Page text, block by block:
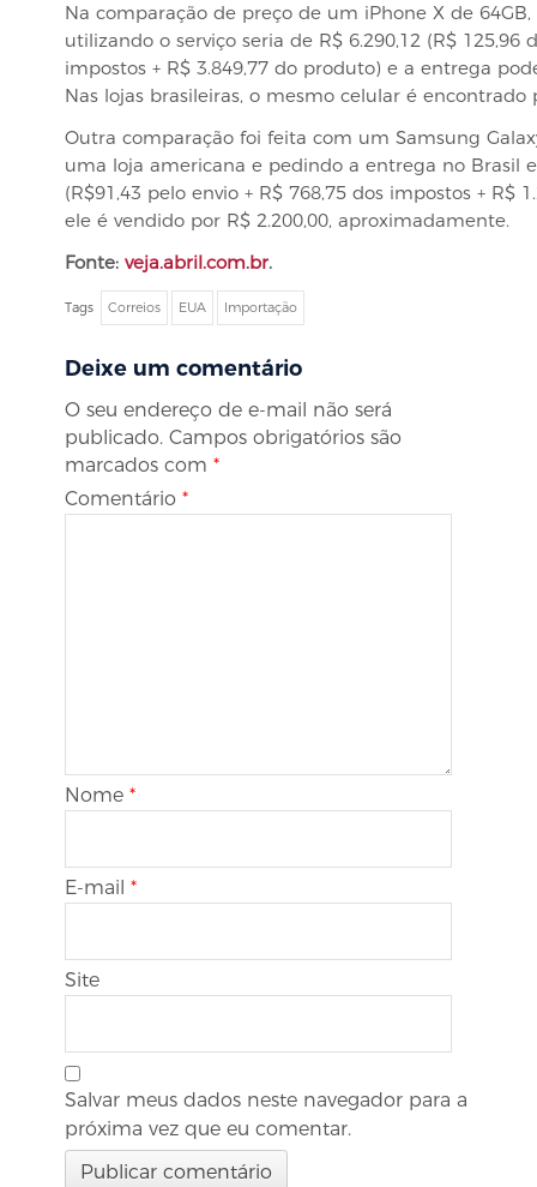
Na comparação de preço de um iPhone X de
utilizando o serviço seria de R$ 6.290,12 (R$ 125,96
impostos + R$ 3.849,77 do produto) e a entrega
Nas lojas brasileiras, o mesmo celular é encontrado
Outra comparação foi feita com um Samsung
uma loja americana e pedindo a entrega no Brasil
(R$91,43 pelo envio + R$ 768,75 dos impostos + R$
ele é vendido por R$ 2.200,00, aproximadamente.
Fonte: veja.abril.com.br.
Tags Correios EUA Importação
Deixe um comentário
O seu endereço de e-mail não será
publicado. Campos obrigatórios são
marcados com *
Comentário *
Nome *
E-mail *
Site
Salvar meus dados neste navegador para a
próxima vez que eu comentar.